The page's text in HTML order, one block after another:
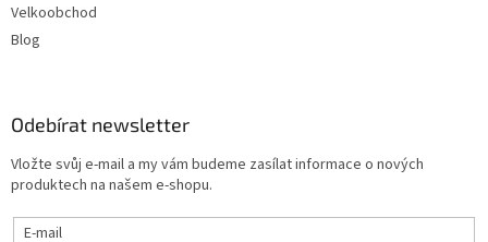
Velkoobchod
Blog
Odebírat newsletter
Vložte svůj e-mail a my vám budeme zasílat informace o nových
produktech na našem e-shopu.
E-mail